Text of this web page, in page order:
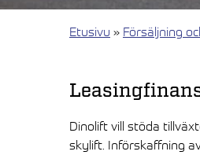
Etusivu » Försäljning
Dinolift vill stöda
skylift. Införskaffning